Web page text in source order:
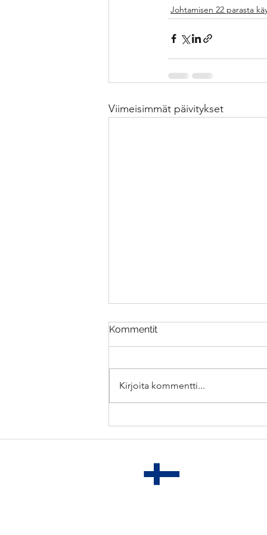
Johtamisen 22 parasta
Viimeisimmät päivitykset
Kommentit
Kirjoita kommentti...